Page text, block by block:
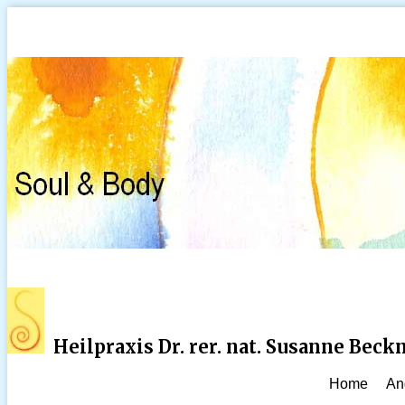
Heilpraxis Dr. rer. nat. Susanne
Home